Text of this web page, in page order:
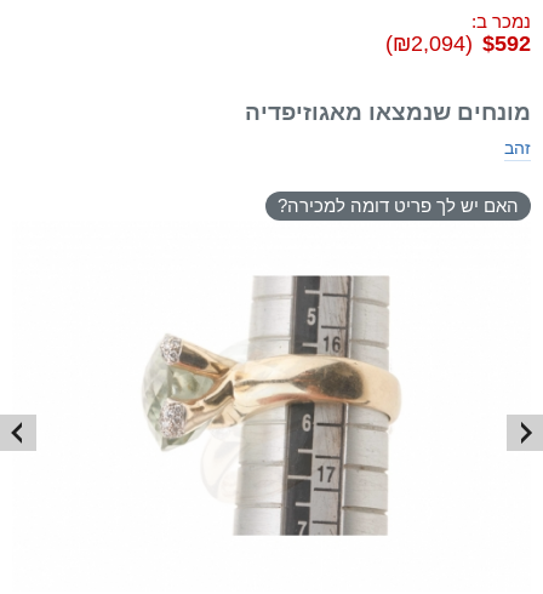
נמכר ב:
$592
(₪2,094)
מונחים שנמצאו מאגוזיפדיה
זהב
האם יש לך פריט דומה למכירה?